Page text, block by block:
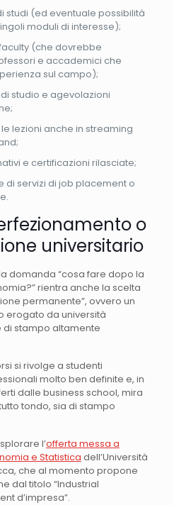
studi (ed eventuale possibilità
moduli di interesse);
(che dovrebbe
e accademici che
sul campo);
studio e agevolazioni
lezioni anche in streaming
e certificazioni rilasciate;
di servizi di job placement o
o
universitario
domanda “cosa fare dopo la
rientra anche la scelta
permanente”, ovvero un
erogato da università
stampo altamente
si rivolge a studenti
molto ben definite e, in
dalle business school, mira
tondo, sia di stampo
l’offerta messa a
e Statistica dell’Università
che al momento propone
dal titolo “Industrial
d’impresa”.